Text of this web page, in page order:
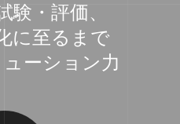
験・評価、
に至るまで
ーション力